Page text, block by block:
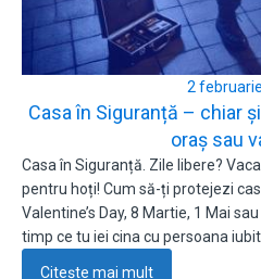
2
Casa în Siguranță – chiar
oraș sau
Casa în Siguranță. Zile libere?
pentru hoți! Cum să-ți protejezi
Valentine’s Day, 8 Martie, 1 Mai
timp ce tu iei cina cu persoana
Citește mai mult